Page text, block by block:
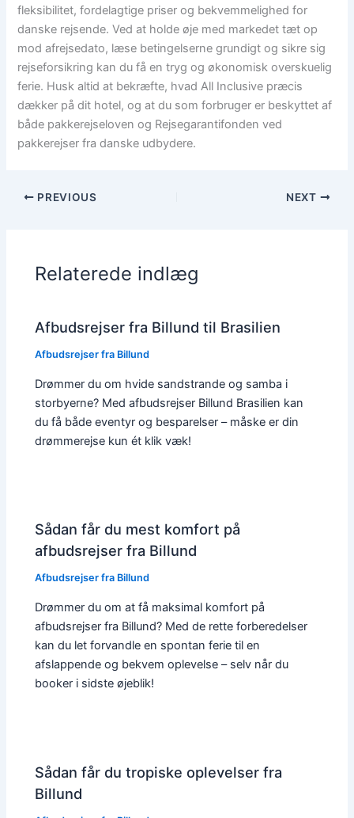
fleksibilitet, fordelagtige priser og bekvemmelighed for
danske rejsende. Ved at holde øje med markedet tæt op
mod afrejsedato, læse betingelserne grundigt og sikre sig
rejseforsikring kan du få en tryg og økonomisk overskuelig
ferie. Husk altid at bekræfte, hvad All Inclusive præcis
dækker på dit hotel, og at du som forbruger er beskyttet af
både pakkerejseloven og Rejsegarantifonden ved
pakkerejser fra danske udbydere.
PREVIOUS NEXT
Relaterede indlæg
Afbudsrejser fra Billund til Brasilien
Afbudsrejser fra Billund
Drømmer du om hvide sandstrande og samba i
storbyerne? Med afbudsrejser Billund Brasilien kan
du få både eventyr og besparelser – måske er din
drømmerejse kun ét klik væk!
Sådan får du mest komfort på
afbudsrejser fra Billund
Afbudsrejser fra Billund
Drømmer du om at få maksimal komfort på
afbudsrejser fra Billund? Med de rette forberedelser
kan du let forvandle en spontan ferie til en
afslappende og bekvem oplevelse – selv når du
booker i sidste øjeblik!
Sådan får du tropiske oplevelser fra
Billund